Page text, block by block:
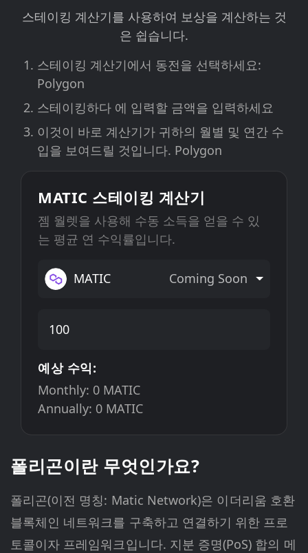
스테이킹 계산기를 사용하여 보상을 계산하는 것
은 쉽습니다.
스테이킹 계산기에서 동전을 선택하세요:
Polygon
스테이킹하다 에 입력할 금액을 입력하세요
이것이 바로 계산기가 귀하의 월별 및 연간 수
입을 보여드릴 것입니다. Polygon
MATIC 스테이킹 계산기
젬 월렛을 사용해 수동 소득을 얻을 수 있
는 평균 연 수익률입니다.
MATIC Coming Soon
예상 수익:
Monthly: 0 MATIC
Annually: 0 MATIC
폴리곤이란 무엇인가요?
폴리곤(이전 명칭: Matic Network)은 이더리움 호환
블록체인 네트워크를 구축하고 연결하기 위한 프로
토콜이자 프레임워크입니다. 지분 증명(PoS) 합의 메